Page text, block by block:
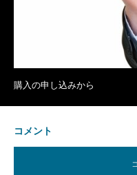
購入の申し込みから
コメント